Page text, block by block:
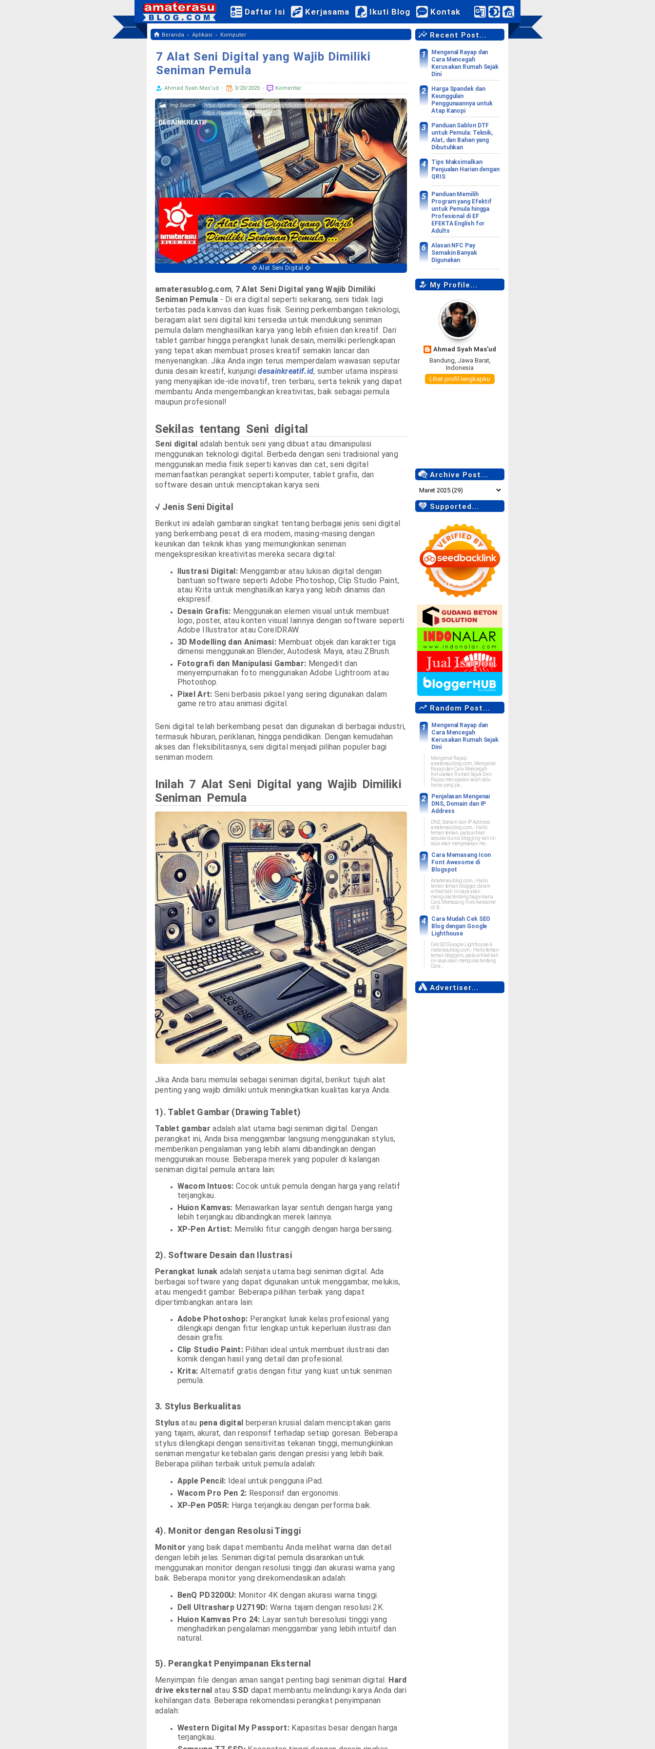
Daftar Isi Kerjasama Ikuti Blog Kontak
Beranda › Aplikasi › Komputer
7 Alat Seni Digital yang Wajib Dimiliki
Seniman Pemula
Ahmad Syah Mas'ud 3/20/2025 Komentar
Alat Seni Digital
amaterasublog.com, 7 Alat Seni Digital yang Wajib Dimiliki
Seniman Pemula - Di era digital seperti sekarang, seni tidak lagi
terbatas pada kanvas dan kuas fisik. Seiring perkembangan teknologi,
beragam alat seni digital kini tersedia untuk mendukung seniman
pemula dalam menghasilkan karya yang lebih efisien dan kreatif. Dari
tablet gambar hingga perangkat lunak desain, memiliki perlengkapan
yang tepat akan membuat proses kreatif semakin lancar dan
menyenangkan. Jika Anda ingin terus memperdalam wawasan seputar
dunia desain kreatif, kunjungidesainkreatif.id, sumber utama inspirasi
yang menyajikan ide-ide inovatif, tren terbaru, serta teknik yang dapat
membantu Anda mengembangkan kreativitas, baik sebagai pemula
maupun profesional!
Sekilas tentang Seni digital
Seni digital adalah bentuk seni yang dibuat atau dimanipulasi
menggunakan teknologi digital. Berbeda dengan seni tradisional yang
menggunakan media fisik seperti kanvas dan cat, seni digital
memanfaatkan perangkat seperti komputer, tablet grafis, dan
software desain untuk menciptakan karya seni.
√ Jenis Seni Digital
Berikut ini adalah gambaran singkat tentang berbagai jenis seni digital
yang berkembang pesat di era modern, masing-masing dengan
keunikan dan teknik khas yang memungkinkan seniman
mengekspresikan kreativitas mereka secara digital:
Ilustrasi Digital: Menggambar atau lukisan digital dengan
bantuan software seperti Adobe Photoshop, Clip Studio Paint,
atau Krita untuk menghasilkan karya yang lebih dinamis dan
ekspresif.
Desain Grafis: Menggunakan elemen visual untuk membuat
logo, poster, atau konten visual lainnya dengan software seperti
Adobe Illustrator atau CorelDRAW.
3D Modelling dan Animasi: Membuat objek dan karakter tiga
dimensi menggunakan Blender, Autodesk Maya, atau ZBrush.
Fotografi dan Manipulasi Gambar: Mengedit dan
menyempurnakan foto menggunakan Adobe Lightroom atau
Photoshop.
Pixel Art: Seni berbasis piksel yang sering digunakan dalam
game retro atau animasi digital.
Seni digital telah berkembang pesat dan digunakan di berbagai industri,
termasuk hiburan, periklanan, hingga pendidikan. Dengan kemudahan
akses dan fleksibilitasnya, seni digital menjadi pilihan populer bagi
seniman modern.
Inilah 7 Alat Seni Digital yang Wajib Dimiliki
Seniman Pemula
Jika Anda baru memulai sebagai seniman digital, berikut tujuh alat
penting yang wajib dimiliki untuk meningkatkan kualitas karya Anda.
1). Tablet Gambar (Drawing Tablet)
Tablet gambar adalah alat utama bagi seniman digital. Dengan
perangkat ini, Anda bisa menggambar langsung menggunakan stylus,
memberikan pengalaman yang lebih alami dibandingkan dengan
menggunakan mouse. Beberapa merek yang populer di kalangan
seniman digital pemula antara lain:
Wacom Intuos: Cocok untuk pemula dengan harga yang relatif
terjangkau.
Huion Kamvas: Menawarkan layar sentuh dengan harga yang
lebih terjangkau dibandingkan merek lainnya.
XP-Pen Artist: Memiliki fitur canggih dengan harga bersaing.
2). Software Desain dan Ilustrasi
Perangkat lunak adalah senjata utama bagi seniman digital. Ada
berbagai software yang dapat digunakan untuk menggambar, melukis,
atau mengedit gambar. Beberapa pilihan terbaik yang dapat
dipertimbangkan antara lain:
Adobe Photoshop: Perangkat lunak kelas profesional yang
dilengkapi dengan fitur lengkap untuk keperluan ilustrasi dan
desain grafis.
Clip Studio Paint: Pilihan ideal untuk membuat ilustrasi dan
komik dengan hasil yang detail dan profesional.
Krita: Alternatif gratis dengan fitur yang kuat untuk seniman
pemula.
3. Stylus Berkualitas
Stylusatau pena digital berperan krusial dalam menciptakan garis
yang tajam, akurat, dan responsif terhadap setiap goresan. Beberapa
stylus dilengkapi dengan sensitivitas tekanan tinggi, memungkinkan
seniman mengatur ketebalan garis dengan presisi yang lebih baik.
Beberapa pilihan terbaik untuk pemula adalah:
Apple Pencil: Ideal untuk pengguna iPad.
Wacom Pro Pen 2: Responsif dan ergonomis.
XP-Pen P05R: Harga terjangkau dengan performa baik.
4). Monitor dengan Resolusi Tinggi
Monitor yang baik dapat membantu Anda melihat warna dan detail
dengan lebih jelas. Seniman digital pemula disarankan untuk
menggunakan monitor dengan resolusi tinggi dan akurasi warna yang
baik. Beberapa monitor yang direkomendasikan adalah:
BenQ PD3200U: Monitor 4K dengan akurasi warna tinggi.
Dell Ultrasharp U2719D: Warna tajam dengan resolusi 2K.
Huion Kamvas Pro 24: Layar sentuh beresolusi tinggi yang
menghadirkan pengalaman menggambar yang lebih intuitif dan
natural.
5). Perangkat Penyimpanan Eksternal
Menyimpan file dengan aman sangat penting bagi seniman digital. Hard
drive eksternal atau SSD dapat membantu melindungi karya Anda dari
kehilangan data. Beberapa rekomendasi perangkat penyimpanan
adalah:
Western Digital My Passport: Kapasitas besar dengan harga
terjangkau.
Recent Post...
Mengenal Rayap dan
Cara Mencegah
Kerusakan Rumah Sejak
Dini
Harga Spandek dan
Keunggulan
Penggunaannya untuk
Atap Kanopi
Panduan Sablon DTF
untuk Pemula: Teknik,
Alat, dan Bahan yang
Dibutuhkan
Tips Maksimalkan
Penjualan Harian dengan
QRIS
Panduan Memilih
Program yang Efektif
untuk Pemula hingga
Profesional di EF
EFEKTA English for
Adults
Alasan NFC Pay
Semakin Banyak
Digunakan
My Profile...
Ahmad Syah Mas'ud
Bandung, Jawa Barat,
Indonesia
Lihat profil lengkapku
Archive Post...
Supported...
Random Post...
Mengenal Rayap dan
Cara Mencegah
Kerusakan Rumah Sejak
Dini
Mengenal Rayap
amaterasublog.com , Mengenal
Rayap dan Cara Mencegah
Kerusakan Rumah Sejak Dini -
Rayap merupakan salah satu
hama yang pa...
Penjelasan Mengenai
DNS, Domain dan IP
Address
DNS, Domain dan IP Address
amaterasublog.com ,- Hallo
teman-teman, pada artikel
seputar dunia blogging kali ini
saya akan menjelaskan me...
Cara Memasang Icon
Font Awesome di
Blogspot
Amaterasublog.com ,- Hallo
teman-teman blogger, dalam
artikel kali ini saya akan
mengulas tentang bagaimana
Cara Memasang Font Awesome
di B...
Cara Mudah Cek SEO
Blog dengan Google
Lighthouse
Cek SEO Google Lighthouse A
materasublog.com ,- Hallo teman-
teman bloggers, pada artikel kali
ini saya akan mengulas tentang
Cara...
Advertiser...